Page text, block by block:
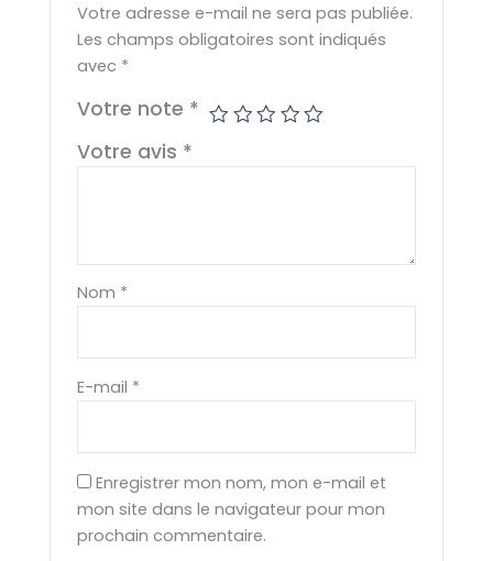
Votre adresse e-mail ne sera pas publiée.
Les champs obligatoires sont indiqués
avec *
Votre note *
Votre avis *
Nom *
E-mail *
Enregistrer mon nom, mon e-mail et
mon site dans le navigateur pour mon
prochain commentaire.